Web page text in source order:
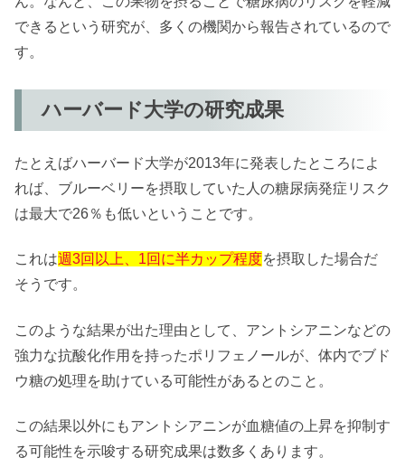
できるという研究が、多くの機関から報告されているので
す。
ハーバード大学の研究成果
たとえばハーバード大学が2013年に発表したところによ
れば、ブルーベリーを摂取していた人の糖尿病発症リスク
は最大で26％も低いということです。
これは週3回以上、1回に半カップ程度を摂取した場合だ
そうです。
このような結果が出た理由として、アントシアニンなどの
強力な抗酸化作用を持ったポリフェノールが、体内でブド
ウ糖の処理を助けている可能性があるとのこと。
この結果以外にもアントシアニンが血糖値の上昇を抑制す
る可能性を示唆する研究成果は数多くあります。